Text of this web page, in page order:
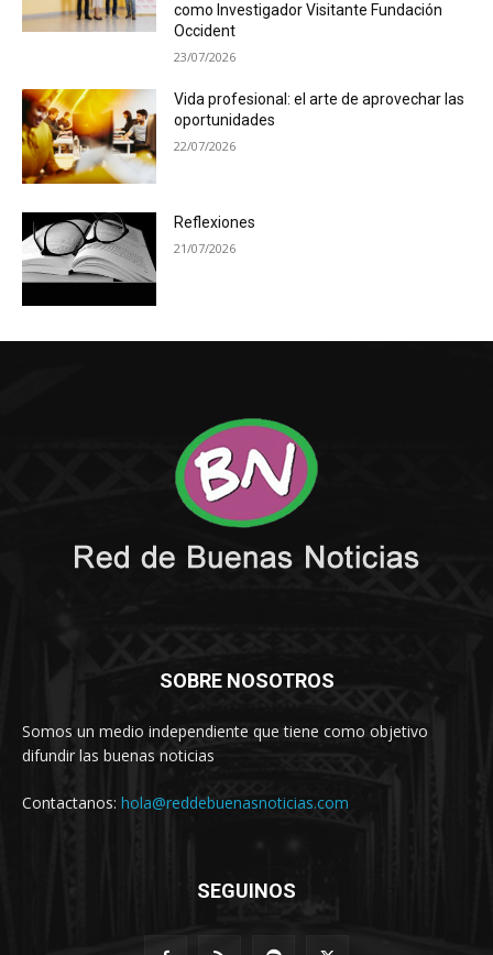
como Investigador Visitante Fundación
Occident
23/07/2026
Vida profesional: el arte de aprovechar las
oportunidades
22/07/2026
Reflexiones
21/07/2026
SOBRE NOSOTROS
Somos un medio independiente que tiene como objetivo
difundir las buenas noticias
Contactanos: hola@reddebuenasnoticias.com
SEGUINOS